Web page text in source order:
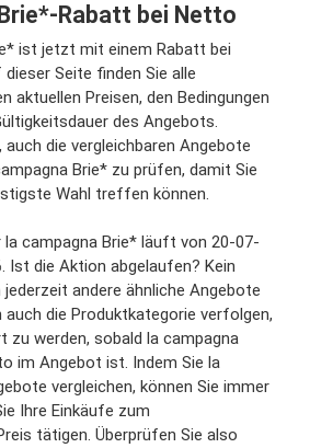
Rabatt bei Netto
ist jetzt mit einem Rabatt bei
Seite finden Sie alle
aktuellen Preisen, den Bedingungen
des Angebots.
die vergleichbaren Angebote
Brie* zu prüfen, damit Sie
Wahl treffen können.
campagna Brie* läuft von 20-07-
Ist die Aktion abgelaufen? Kein
jederzeit andere ähnliche Angebote
auch die Produktkategorie verfolgen,
werden, sobald la campagna
im Angebot ist. Indem Sie la
vergleichen, können Sie immer
Ihre Einkäufe zum
tätigen. Überprüfen Sie also